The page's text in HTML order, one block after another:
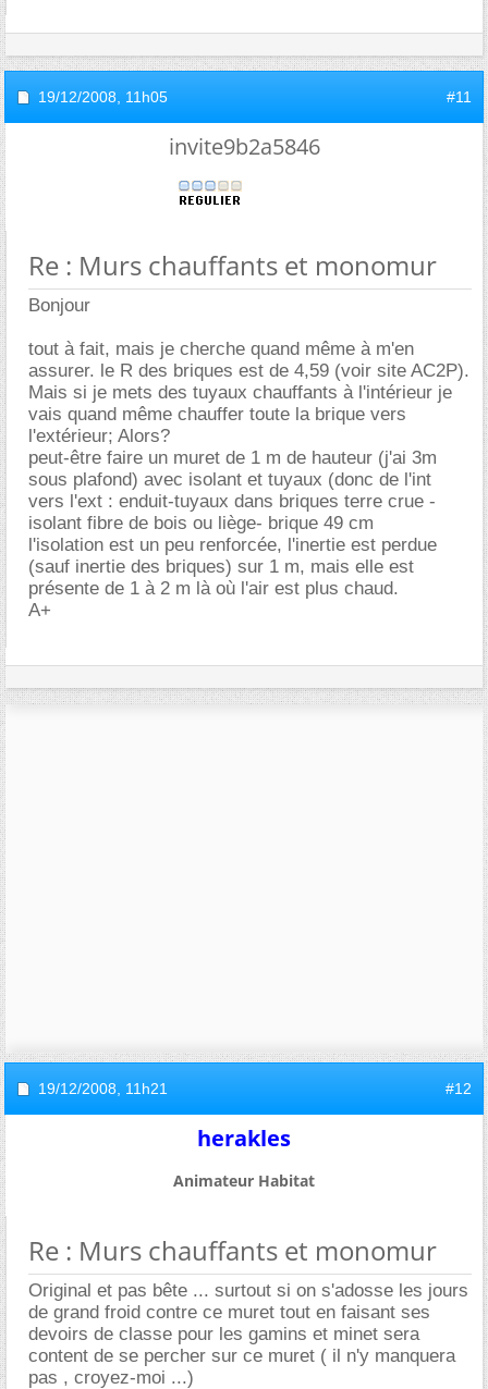
19/12/2008, 11h05 #11
invite9b2a5846
Re : Murs chauffants et monomur
Bonjour
tout à fait, mais je cherche quand même à m'en
assurer. le R des briques est de 4,59 (voir site AC2P).
Mais si je mets des tuyaux chauffants à l'intérieur je
vais quand même chauffer toute la brique vers
l'extérieur; Alors?
peut-être faire un muret de 1 m de hauteur (j'ai 3m
sous plafond) avec isolant et tuyaux (donc de l'int
vers l'ext : enduit-tuyaux dans briques terre crue -
isolant fibre de bois ou liège- brique 49 cm
l'isolation est un peu renforcée, l'inertie est perdue
(sauf inertie des briques) sur 1 m, mais elle est
présente de 1 à 2 m là où l'air est plus chaud.
A+
19/12/2008, 11h21 #12
herakles
Animateur Habitat
Re : Murs chauffants et monomur
Original et pas bête ... surtout si on s'adosse les jours
de grand froid contre ce muret tout en faisant ses
devoirs de classe pour les gamins et minet sera
content de se percher sur ce muret ( il n'y manquera
pas , croyez-moi ...)